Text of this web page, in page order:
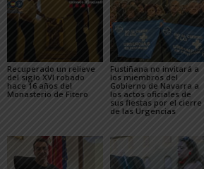
Recuperado un relieve
del siglo XVI robado
hace 16 años del
Monasterio de Fitero
Fustiñana no invitará a
los miembros del
Gobierno de Navarra a
los actos oficiales de
sus fiestas por el cierre
de las Urgencias